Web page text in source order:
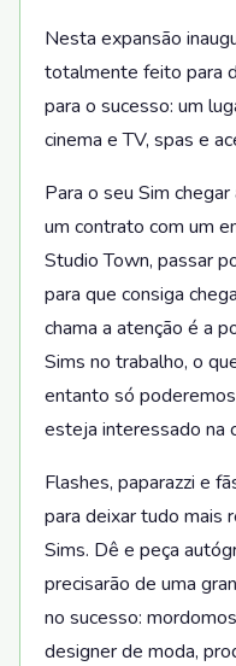
Nesta expansão
totalmente feito para
para o sucesso: um
cinema e TV, spas e
Para o seu Sim
um contrato com um
Studio Town, passar
para que consiga
chama a atenção é a
Sims no trabalho, o
entanto só
esteja interessado na
Flashes, paparazzi e
para deixar tudo mais
Sims. Dê e peça
precisarão de uma
no sucesso:
designer de moda,